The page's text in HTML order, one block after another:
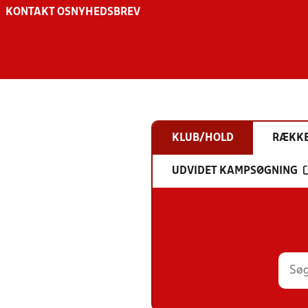
KONTAKT OS NYHEDSBREV
KLUB/HOLD
UDVIDET KAMPSØGNING